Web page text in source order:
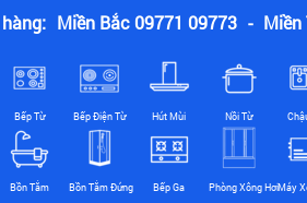
Miền Bắc 09771 09773 - Miền
Bếp Từ Bếp Điện Từ Hút Mùi Nồi Từ
Bồn Tắm Bồn Tắm Đứng Bếp Ga Phòng Xông HơiMáy